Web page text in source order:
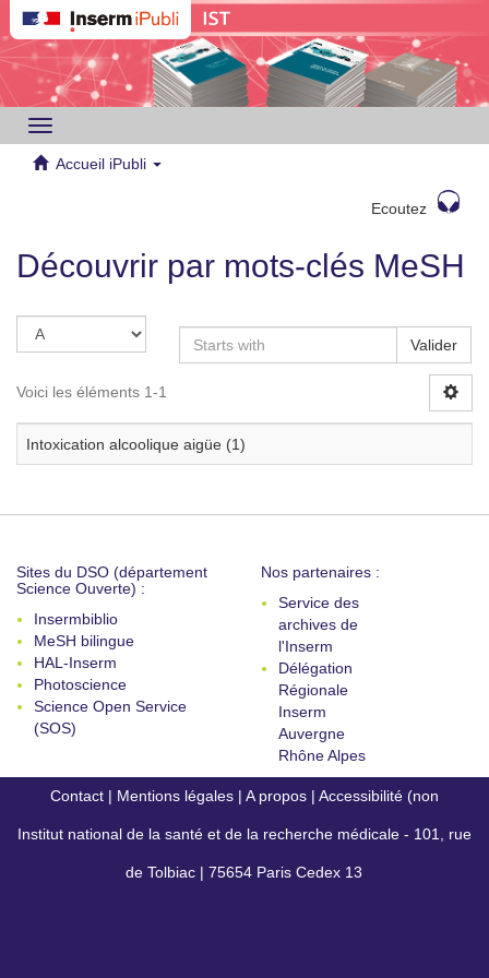
Toggle
navigation
Accueil iPubli
Ecoutez
Découvrir par mots-clés MeSH
Valider
Voici les éléments 1-1
Intoxication alcoolique aigüe (1)
Sites du DSO (département
Science Ouverte) :
Insermbiblio
MeSH bilingue
HAL-Inserm
Photoscience
Science Open Service
(SOS)
Nos partenaires :
Service des
archives de
l'Inserm
Délégation
Régionale
Inserm
Auvergne
Rhône Alpes
Contact | Mentions légales | A propos | Accessibilité (non
conforme)
Institut national de la santé et de la recherche médicale - 101, rue
de Tolbiac | 75654 Paris Cedex 13